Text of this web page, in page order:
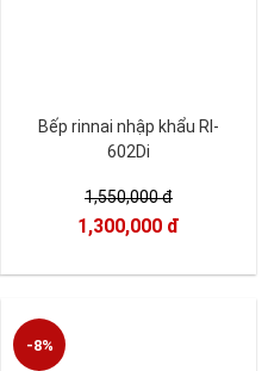
Bếp rinnai nhập khẩu RI-
602Di
1,550,000 đ
1,300,000 đ
-8%